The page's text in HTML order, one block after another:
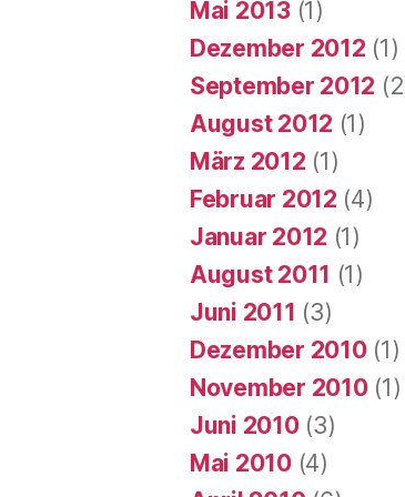
Mai 2013(1)
Dezember 2012 (1)
September 2012
August 2012 (1)
März 2012 (1)
Februar 2012 (4)
Januar 2012 (1)
August 2011 (1)
Juni 2011 (3)
Dezember 2010(1)
November 2010(1)
Juni 2010(3)
Mai 2010(4)